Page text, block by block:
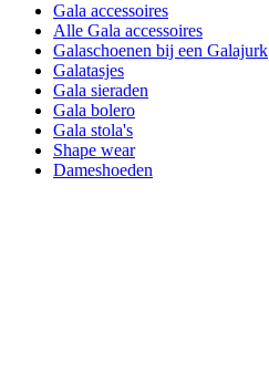
Gala accessoires
Alle Gala accessoires
Galaschoenen bij een Galajurk
Galatasjes
Gala sieraden
Gala bolero
Gala stola's
Shape wear
Dameshoeden